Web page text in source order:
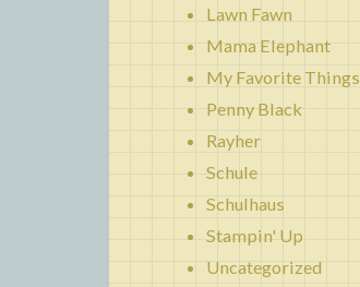
Lawn Fawn
Mama Elephant
My Favorite Things
Penny Black
Rayher
Schule
Schulhaus
Stampin' Up
Uncategorized